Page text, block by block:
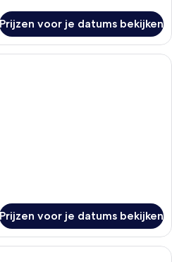
Prijzen voor je datums bekijken
Een hotelkamer met een groot bed,
Prijzen voor je datums bekijken